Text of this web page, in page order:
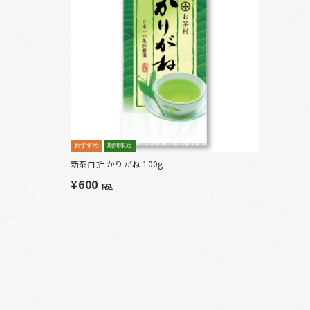
おすすめ 期間限定
新茶白折 かりがね 100g
¥600 税込